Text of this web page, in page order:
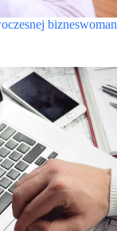
bizneswoman